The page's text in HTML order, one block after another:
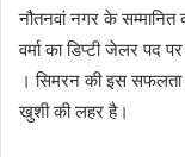
नौतनवां नगर के सम्मानित
वर्मा का डिप्टी जेलर पद
। सिमरन की इस सफलता
खुशी की लहर है।